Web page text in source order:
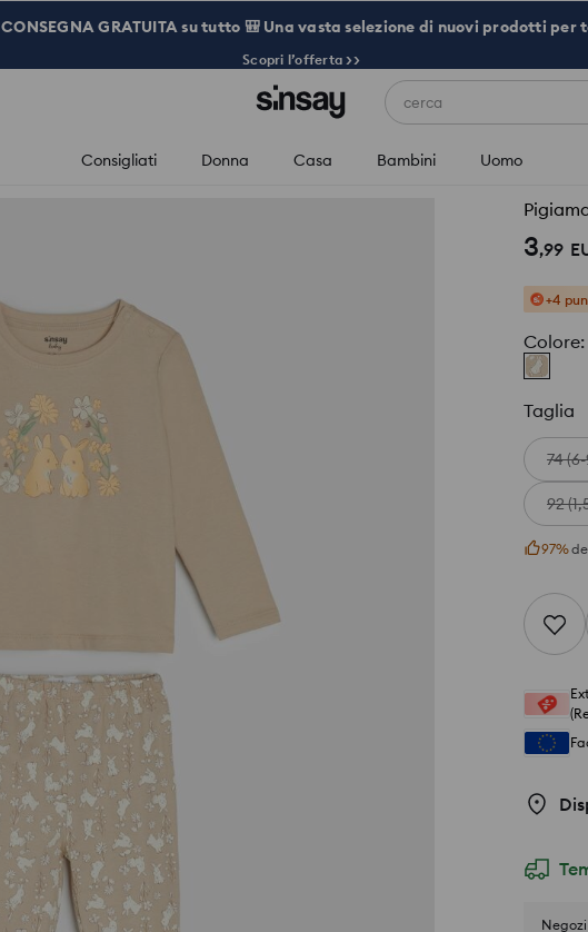
CONSEGNA GRATUITA su tutto 🎒 Una vasta selezione di nuovi prodotti per
Scopri l’offerta >>
cerca
Consigliati Donna Casa Bambini Uomo
3,99
+4
Colore:
Taglia
74
92
97%
Negozi